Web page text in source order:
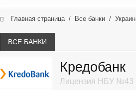
Главная страница Все банки
ВСЕ БАНКИ
Кредобанк
Лицензия НБУ №43